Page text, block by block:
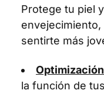
Protege tu piel
sentirte más
la función de